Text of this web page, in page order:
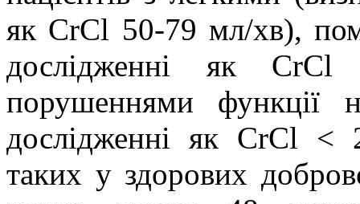
як CrCl 50-79 мл/хв),
дослідженні як
порушеннями функції
дослідженні як CrCl
таких у здорових